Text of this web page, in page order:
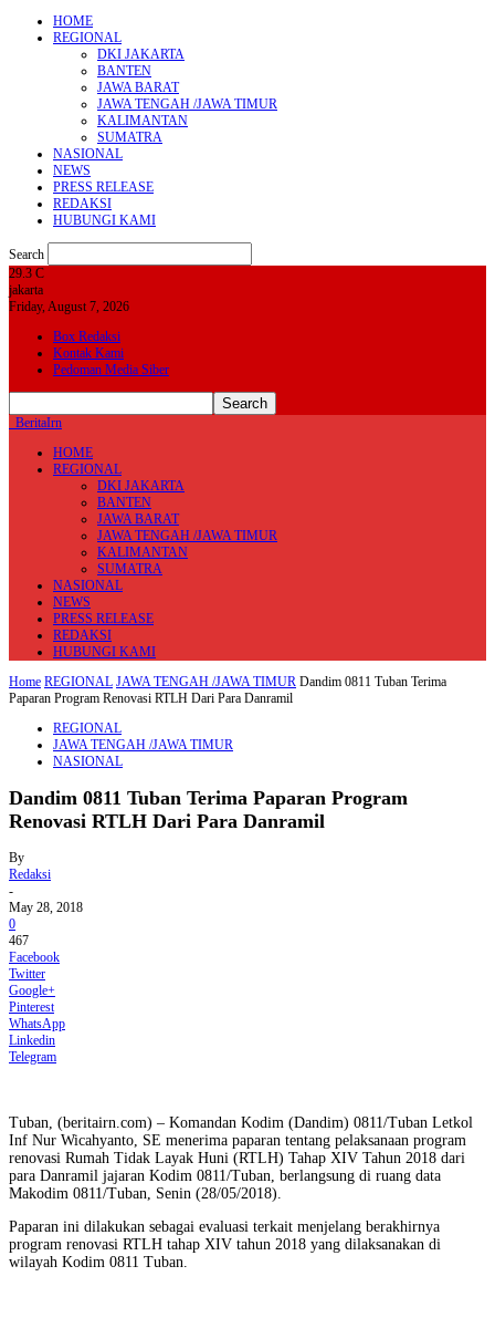
HOME
REGIONAL
DKI JAKARTA
BANTEN
JAWA BARAT
JAWA TENGAH /JAWA TIMUR
KALIMANTAN
SUMATRA
NASIONAL
NEWS
PRESS RELEASE
REDAKSI
HUBUNGI KAMI
Search
29.3 C
jakarta
Friday, August 7, 2026
Box Redaksi
Kontak Kami
Pedoman Media Siber
BeritaIrn
HOME
REGIONAL
DKI JAKARTA
BANTEN
JAWA BARAT
JAWA TENGAH /JAWA TIMUR
KALIMANTAN
SUMATRA
NASIONAL
NEWS
PRESS RELEASE
REDAKSI
HUBUNGI KAMI
Home REGIONAL JAWA TENGAH /JAWA TIMUR Dandim 0811 Tuban Terima
Paparan Program Renovasi RTLH Dari Para Danramil
REGIONAL
JAWA TENGAH /JAWA TIMUR
NASIONAL
Dandim 0811 Tuban Terima Paparan Program
Renovasi RTLH Dari Para Danramil
By
Redaksi
-
May 28, 2018
0
467
Facebook
Twitter
Google+
Pinterest
WhatsApp
Linkedin
Telegram
Tuban, (beritairn.com) – Komandan Kodim (Dandim) 0811/Tuban Letkol
Inf Nur Wicahyanto, SE menerima paparan tentang pelaksanaan program
renovasi Rumah Tidak Layak Huni (RTLH) Tahap XIV Tahun 2018 dari
para Danramil jajaran Kodim 0811/Tuban, berlangsung di ruang data
Makodim 0811/Tuban, Senin (28/05/2018).
Paparan ini dilakukan sebagai evaluasi terkait menjelang berakhirnya
program renovasi RTLH tahap XIV tahun 2018 yang dilaksanakan di
wilayah Kodim 0811 Tuban.